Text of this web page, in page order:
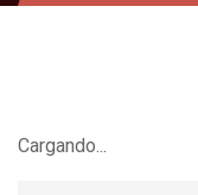
Cargando...